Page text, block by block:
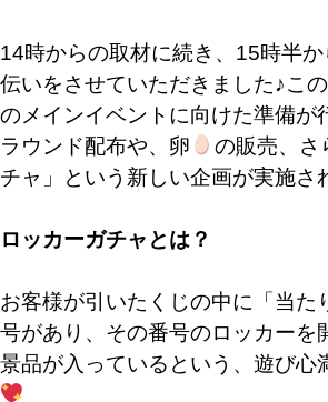
14時からの取材に続き、15時半
伝いをさせていただきました♪こ
のメインイベントに向けた準備が
ラウンド配布や、卵
の販売、さ
チャ」という新しい企画が実施さ
ロッカーガチャとは？
お客様が引いたくじの中に「当た
号があり、その番号のロッカーを
景品が入っているという、遊び心